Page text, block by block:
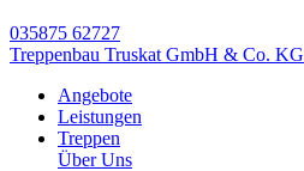
035875 62727
Treppenbau Truskat GmbH & Co. KG
Angebote
Leistungen
Treppen
Über Uns